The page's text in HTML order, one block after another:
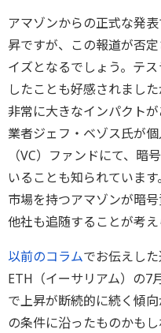
アマゾンからの正式な発
昇ですが、この報道が否
イズとなるでしょう。テ
したことも好感されまし
非常に大きなインパクト
業者ジェフ・ベゾス氏が
（VC）ファンドにて、暗
いることも知られています
市場を持つアマゾンが暗
他社も追随することが考え
以前のコラムでお伝えし
ETH（イーサリアム）の7
で上昇が断続的に続く傾
の条件に沿ったものかもし